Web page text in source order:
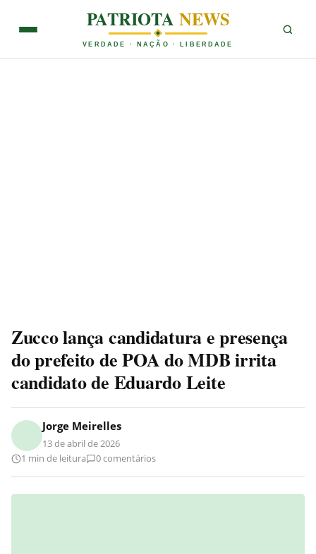
PATRIOTANEWS
VERDADE · NAÇÃO · LIBERDADE
Zucco lança candidatura e presença
do prefeito de POA do MDB irrita
candidato de Eduardo Leite
Jorge Meirelles
13 de abril de 2026
1 min de leitura
0 comentários